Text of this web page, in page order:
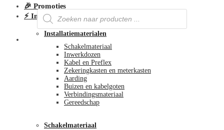
Producten
zoeken
🎉 Promoties
⚡ Installatiematerialen
Installatiematerialen
Schakelmateriaal
Inwerkdozen
Kabel en Preflex
Zekeringkasten en meterkasten
Aarding
Buizen en kabelgoten
Verbindingsmateriaal
Gereedschap
Schakelmateriaal